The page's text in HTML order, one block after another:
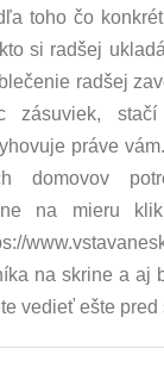
toho čo
si radšej
radšej
zásuviek,
práve vám.
domovov
na mieru
na skrine a aj
vedieť ešte pred